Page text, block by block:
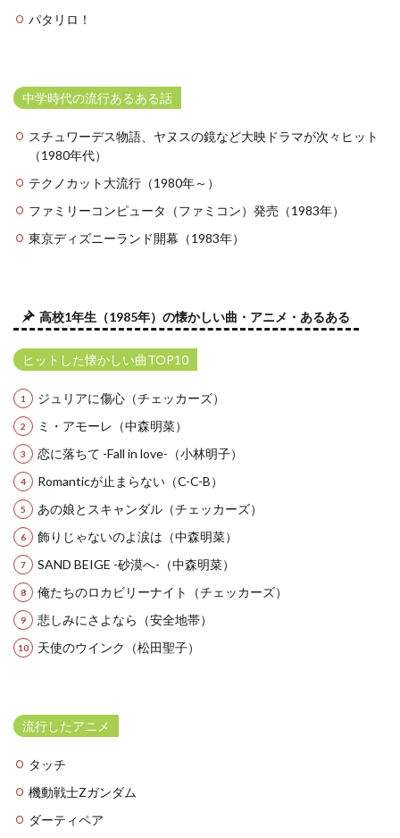
パタリロ！
中学時代の流行あるある話
スチュワーデス物語、ヤヌスの鏡など大映ドラマが次々ヒット
（1980年代）
テクノカット大流行（1980年～）
ファミリーコンピュータ（ファミコン）発売（1983年）
東京ディズニーランド開幕（1983年）
高校1年生（1985年）の懐かしい曲・アニメ・あるある
ヒットした懐かしい曲TOP10
ジュリアに傷心（チェッカーズ）
ミ・アモーレ（中森明菜）
恋に落ちて -Fall in love-（小林明子）
Romanticが止まらない（C-C-B）
あの娘とスキャンダル（チェッカーズ）
飾りじゃないのよ涙は（中森明菜）
SAND BEIGE -砂漠へ-（中森明菜）
俺たちのロカビリーナイト（チェッカーズ）
悲しみにさよなら（安全地帯）
天使のウインク（松田聖子）
流行したアニメ
タッチ
機動戦士Zガンダム
ダーティペア